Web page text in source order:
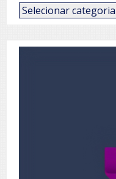
Categorias
de